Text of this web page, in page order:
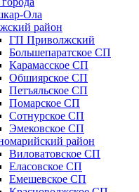
Ола
район
ГП Приволжский
Большепаратское СП
Карамасское СП
Обшиярское СП
Петъяльское СП
Помарское СП
Сотнурское СП
Эмековское СП
район
Виловатовское СП
Еласовское СП
Емешевское СП